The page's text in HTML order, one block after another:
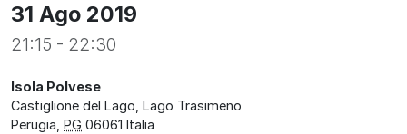
31 Ago 2019
21:15 - 22:30
Isola Polvese
Castiglione del Lago, Lago Trasimeno
Perugia PG 06061 Italia